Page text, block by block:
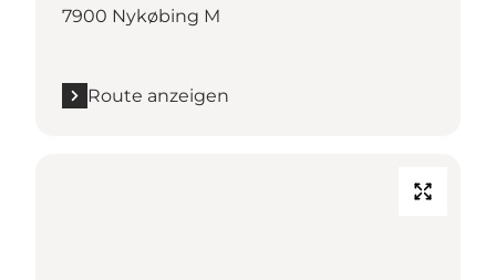
7900 Nykøbing M
Route anzeigen